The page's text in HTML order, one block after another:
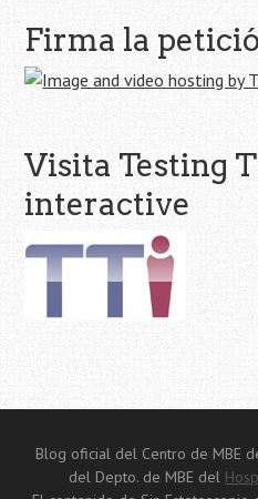
Firma la
Visita Testing
interactive
Blog oficial del Centro de MBE
del Depto. de MBE del